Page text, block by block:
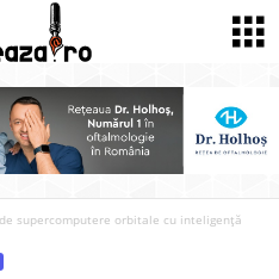
supercomputere orbitale cu inteligență